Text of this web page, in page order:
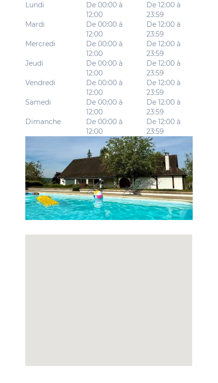
Lundi
De 00:00 à
12:00
De 12:00 à
23:59
Mardi
De 00:00 à
12:00
De 12:00 à
23:59
Mercredi
De 00:00 à
12:00
De 12:00 à
23:59
Jeudi
De 00:00 à
12:00
De 12:00 à
23:59
Vendredi
De 00:00 à
12:00
De 12:00 à
23:59
Samedi
De 00:00 à
12:00
De 12:00 à
23:59
Dimanche
De 00:00 à
12:00
De 12:00 à
23:59